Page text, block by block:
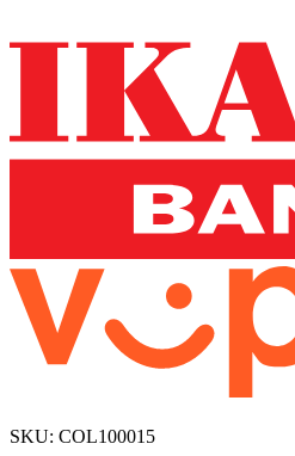
SKU: COL100015